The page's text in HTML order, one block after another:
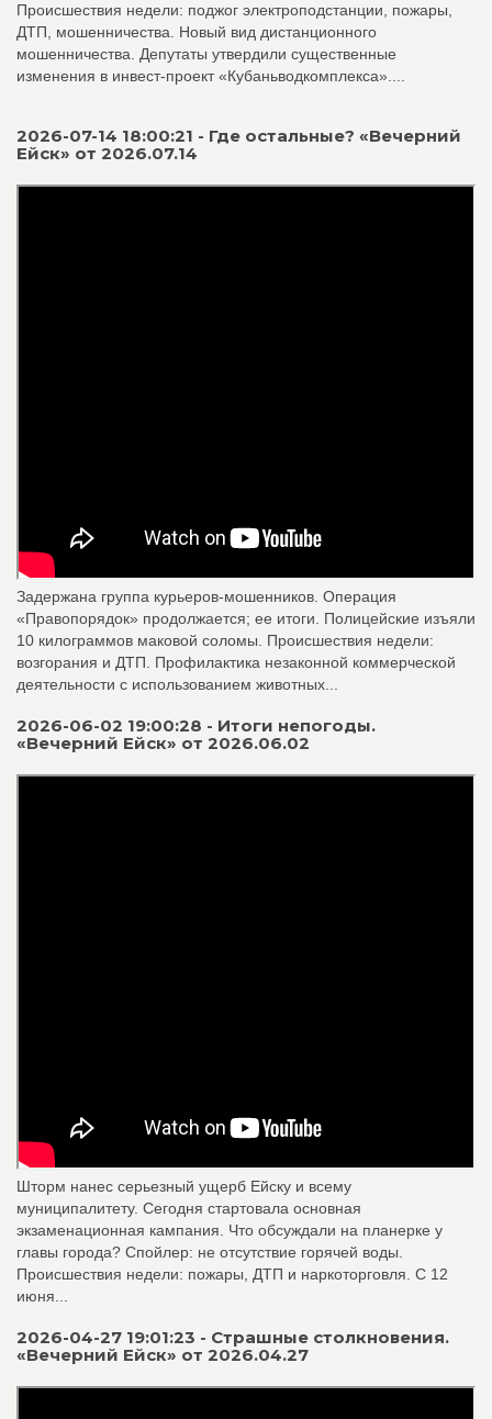
Происшествия недели: поджог электроподстанции, пожары,
ДТП, мошенничества. Новый вид дистанционного
мошенничества. Депутаты утвердили существенные
изменения в инвест-проект «Кубаньводкомплекса»....
2026-07-14 18:00:21 - Где остальные? «Вечерний
Ейск» от 2026.07.14
Задержана группа курьеров-мошенников. Операция
«Правопорядок» продолжается; ее итоги. Полицейские изъяли
10 килограммов маковой соломы. Происшествия недели:
возгорания и ДТП. Профилактика незаконной коммерческой
деятельности с использованием животных...
2026-06-02 19:00:28 - Итоги непогоды.
«Вечерний Ейск» от 2026.06.02
Шторм нанес серьезный ущерб Ейску и всему
муниципалитету. Сегодня стартовала основная
экзаменационная кампания. Что обсуждали на планерке у
главы города? Спойлер: не отсутствие горячей воды.
Происшествия недели: пожары, ДТП и наркоторговля. С 12
июня...
2026-04-27 19:01:23 - Страшные столкновения.
«Вечерний Ейск» от 2026.04.27